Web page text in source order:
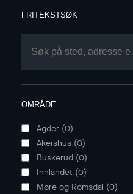
FRITEKSTSØK
OMRÅDE
Agder (0)
Akershus (0)
Buskerud (0)
Innlandet (0)
Møre og Romsdal (0)